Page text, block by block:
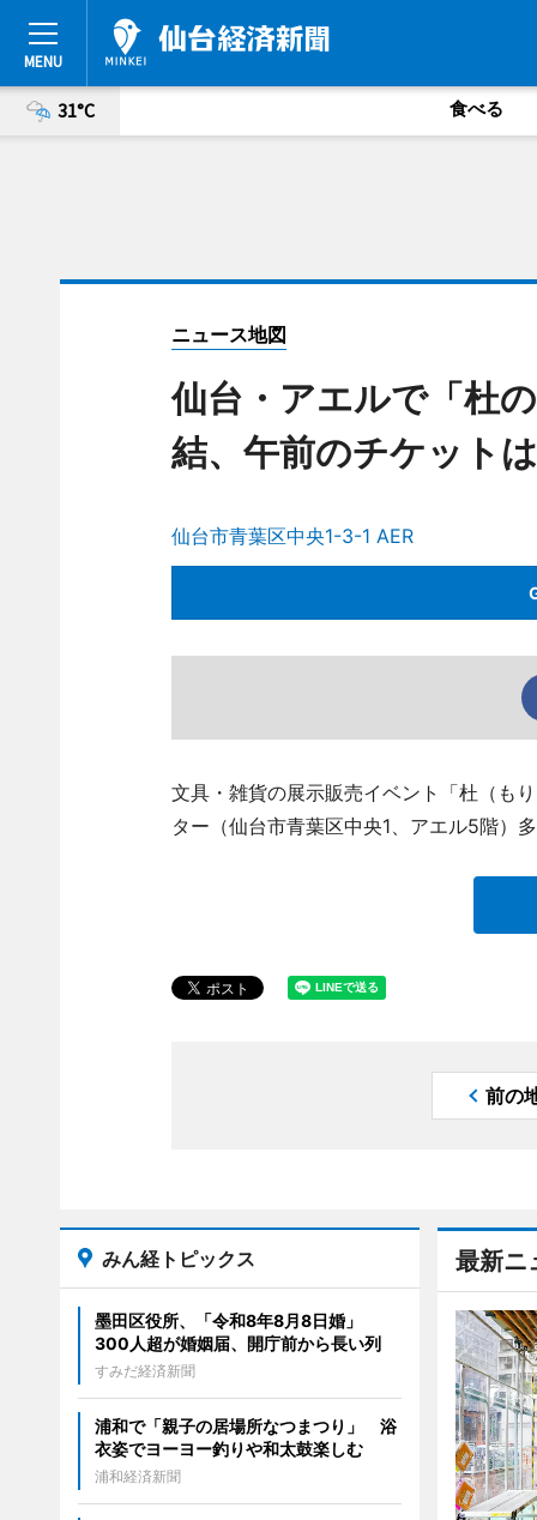
31°C 食べる
ニュース地図
仙台・アエルで「杜
結、午前のチケット
仙台市青葉区中央1-3-1 AER
文具・雑貨の展示販売イベント「杜（も
ター（仙台市青葉区中央1、アエル5階）
前の
最新ニ
みん経トピックス
墨田区役所、「令和8年8月8日婚」
300人超が婚姻届、開庁前から長い列
すみだ経済新聞
浦和で「親子の居場所なつまつり」 浴
衣姿でヨーヨー釣りや和太鼓楽しむ
浦和経済新聞